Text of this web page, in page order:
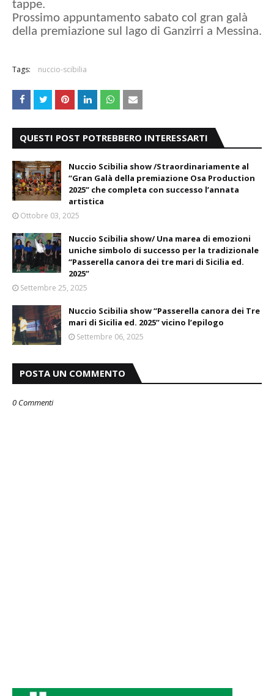
tappe.
Prossimo appuntamento sabato col gran galà
della premiazione sul lago di Ganzirri a Messina.
Tags: nuccio-scibilia
QUESTI POST POTREBBERO INTERESSARTI
Nuccio Scibilia show /Straordinariamente al
“Gran Galà della premiazione Osa Production
2025” che completa con successo l’annata
artistica
Ottobre 03, 2025
Nuccio Scibilia show/ Una marea di emozioni
uniche simbolo di successo per la tradizionale
“Passerella canora dei tre mari di Sicilia ed.
2025”
Settembre 25, 2025
Nuccio Scibilia show “Passerella canora dei Tre
mari di Sicilia ed. 2025” vicino l’epilogo
Settembre 06, 2025
POSTA UN COMMENTO
0 Commenti